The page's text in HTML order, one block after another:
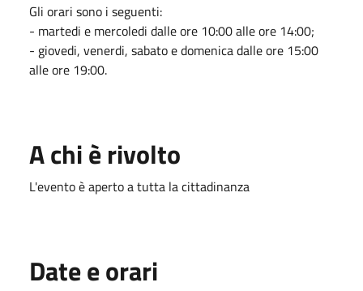
Gli orari sono i seguenti:
- martedi e mercoledi dalle ore 10:00 alle ore 14:00;
- giovedi, venerdi, sabato e domenica dalle ore 15:00
alle ore 19:00.
A chi è rivolto
L'evento è aperto a tutta la cittadinanza
Date e orari